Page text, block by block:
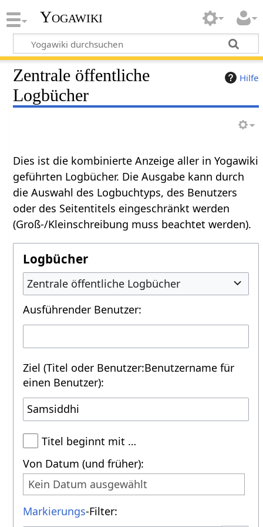
Yogawiki
Hilfe
Zentrale öffentliche
Logbücher
Dies ist die kombinierte Anzeige aller in Yogawiki
geführten Logbücher. Die Ausgabe kann durch
die Auswahl des Logbuchtyps, des Benutzers
oder des Seitentitels eingeschränkt werden
(Groß-/Kleinschreibung muss beachtet werden).
Logbücher
Zentrale öffentliche Logbücher
Ausführender Benutzer:
Ziel (Titel oder Benutzer:Benutzername für
einen Benutzer):
Titel beginnt mit …
Von Datum (und früher):
Kein Datum ausgewählt
Markierungs-Filter: